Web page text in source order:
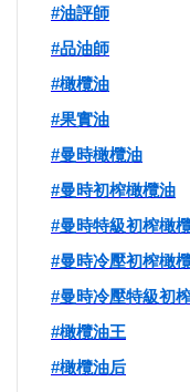
法制/司法/監督
防災/救災
國安/國防/外交
#油評師
#品油師
#橄欖油
#果實油
#曼時橄欖油
#曼時初榨橄欖油
#曼時特級初榨橄
#曼時冷壓初榨橄
#曼時冷壓特級初
#橄欖油王
#橄欖油后